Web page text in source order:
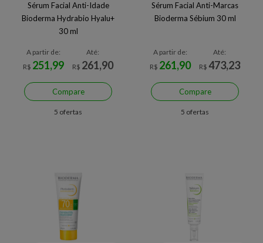
Sérum Facial Anti-Idade
Bioderma Hydrabio Hyalu+
30 ml
A partir de:
R$ 251,99
Até:
R$ 261,90
Compare
5 ofertas
Sérum Facial Anti-Marcas
Bioderma Sébium 30 ml
A partir de:
R$ 261,90
Até:
R$ 473,23
Compare
5 ofertas